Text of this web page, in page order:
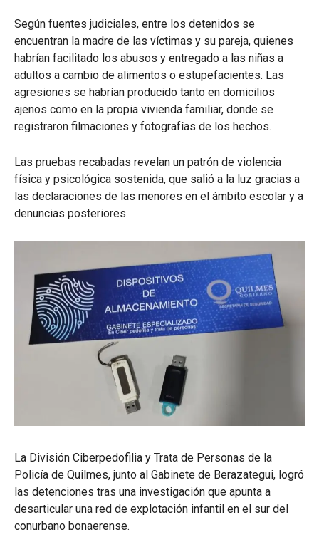
Según fuentes judiciales, entre los detenidos se
encuentran la madre de las víctimas y su pareja, quienes
habrían facilitado los abusos y entregado a las niñas a
adultos a cambio de alimentos o estupefacientes. Las
agresiones se habrían producido tanto en domicilios
ajenos como en la propia vivienda familiar, donde se
registraron filmaciones y fotografías de los hechos.
Las pruebas recabadas revelan un patrón de violencia
física y psicológica sostenida, que salió a la luz gracias a
las declaraciones de las menores en el ámbito escolar y a
denuncias posteriores.
La División Ciberpedofilia y Trata de Personas de la
Policía de Quilmes, junto al Gabinete de Berazategui, logró
las detenciones tras una investigación que apunta a
desarticular una red de explotación infantil en el sur del
conurbano bonaerense.